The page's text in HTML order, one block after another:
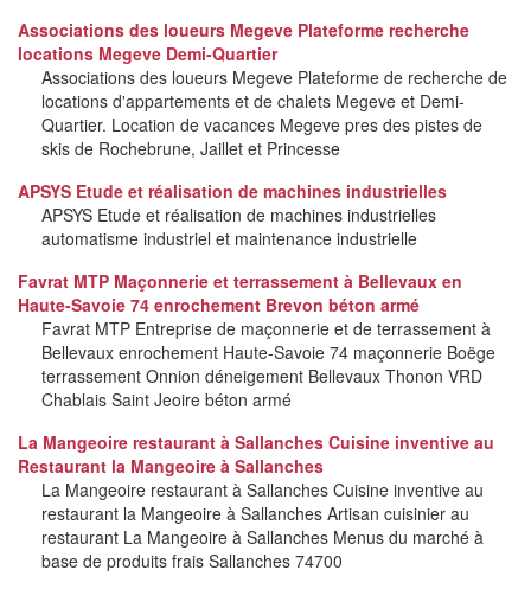
Associations des loueurs Megeve Plateforme recherche
locations Megeve Demi-Quartier
Associations des loueurs Megeve Plateforme de recherche de
locations d'appartements et de chalets Megeve et Demi-
Quartier. Location de vacances Megeve pres des pistes de
skis de Rochebrune, Jaillet et Princesse
APSYS Etude et réalisation de machines industrielles
APSYS Etude et réalisation de machines industrielles
automatisme industriel et maintenance industrielle
Favrat MTP Maçonnerie et terrassement à Bellevaux en
Haute-Savoie 74 enrochement Brevon béton armé
Favrat MTP Entreprise de maçonnerie et de terrassement à
Bellevaux enrochement Haute-Savoie 74 maçonnerie Boëge
terrassement Onnion déneigement Bellevaux Thonon VRD
Chablais Saint Jeoire béton armé
La Mangeoire restaurant à Sallanches Cuisine inventive au
Restaurant la Mangeoire à Sallanches
La Mangeoire restaurant à Sallanches Cuisine inventive au
restaurant la Mangeoire à Sallanches Artisan cuisinier au
restaurant La Mangeoire à Sallanches Menus du marché à
base de produits frais Sallanches 74700